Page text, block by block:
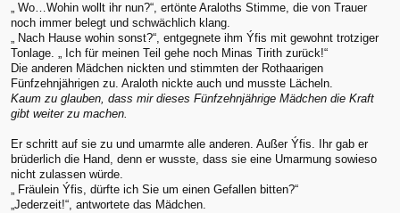
„ Wo…Wohin wollt ihr nun?“, ertönte Araloths Stimme, die von Trauer
noch immer belegt und schwächlich klang.
„ Nach Hause wohin sonst?“, entgegnete ihm Ýfis mit gewohnt trotziger
Tonlage. „ Ich für meinen Teil gehe noch Minas Tirith zurück!“
Die anderen Mädchen nickten und stimmten der Rothaarigen
Fünfzehnjährigen zu. Araloth nickte auch und musste Lächeln.
Kaum zu glauben, dass mir dieses Fünfzehnjährige Mädchen die Kraft
gibt weiter zu machen.
Er schritt auf sie zu und umarmte alle anderen. Außer Ýfis. Ihr gab er
brüderlich die Hand, denn er wusste, dass sie eine Umarmung sowieso
nicht zulassen würde.
„ Fräulein Ýfis, dürfte ich Sie um einen Gefallen bitten?“
„Jederzeit!“, antwortete das Mädchen.